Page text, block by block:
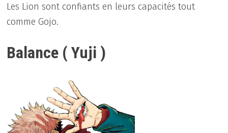
Les Lion sont confiants en leurs capacités tout
comme Gojo.
Balance ( Yuji )